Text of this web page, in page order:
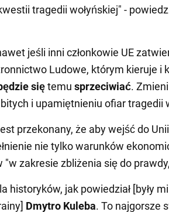
tragedii wołyńskiej" -
jeśli inni członkowie UE
Ludowe, którym kieruje i
siętemu sprzeciwiać.
i upamiętnieniu ofiar tragedii
przekonany, że aby wejść do
nie tylko warunków
"w zakresie zbliżenia się do
historyków, jak powiedział [były
Dmytro Kuleba. To najgorsze